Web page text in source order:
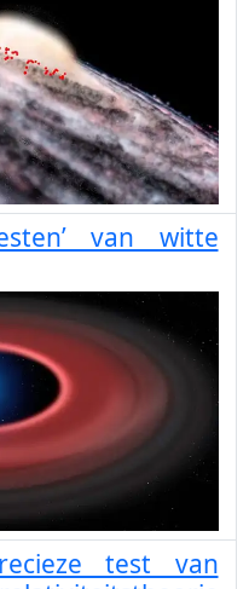
van witte
test van